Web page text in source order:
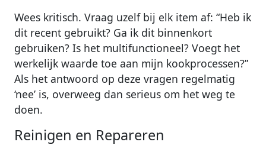
Wees kritisch. Vraag uzelf bij elk item af: “Heb ik
dit recent gebruikt? Ga ik dit binnenkort
gebruiken? Is het multifunctioneel? Voegt het
werkelijk waarde toe aan mijn kookprocessen?”
Als het antwoord op deze vragen regelmatig
‘nee’ is, overweeg dan serieus om het weg te
doen.
Reinigen en Repareren